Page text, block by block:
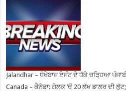
Jalandhar – ਧੋਖੇਬਾਜ਼ ਏਜੰਟ ਦੇ ਧੱਕੇ ਚੜ੍ਹਿਆ
Canada – ਕੈਨੇਡਾ: ਗੋਲਕ ’ਚੋਂ 20 ਲੱਖ ਡਾਲਰ ਦੀ